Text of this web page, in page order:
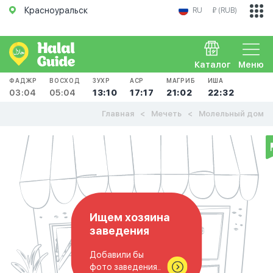
Красноуральск RU ₽ (RUB)
Меню
Каталог
ФАДЖР
03:04
ВОСХОД
05:04
ЗУХР
13:10
АСР
17:17
МАГРИБ
21:02
ИША
22:32
Главная Мечеть Молельный дом
Ищем хозяина
заведения
Добавили бы
фото заведения..